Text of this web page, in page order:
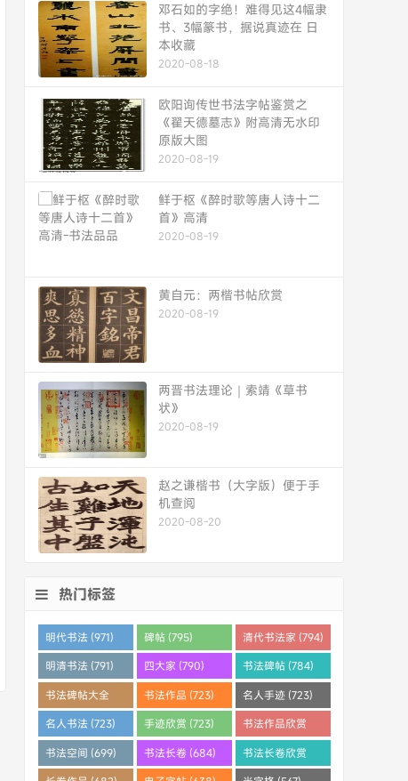
邓石如的字绝！难得见这4幅隶
书、3幅篆书，据说真迹在 日
本收藏
2020-08-18
欧阳询传世书法字帖鉴赏之
《翟天德墓志》附高清无水印
原版大图
2020-08-19
鲜于枢《醉时歌等唐人诗十二
首》高清
2020-08-19
黄自元：两楷书帖欣赏
2020-08-19
两晋书法理论｜索靖《草书
状》
2020-08-19
赵之谦楷书（大字版）便于手
机查阅
2020-08-20
热门标签
明代书法 (971) 碑帖 (795) 清代书法家 (794)
明清书法 (791) 四大家 (790) 书法碑帖 (784)
书法碑帖大全
(784)
书法作品 (723) 名人手迹 (723)
名人书法 (723) 手迹欣赏 (723)
书法作品欣赏
(710)
书法空间 (699) 书法长卷 (684)
书法长卷欣赏
(682)